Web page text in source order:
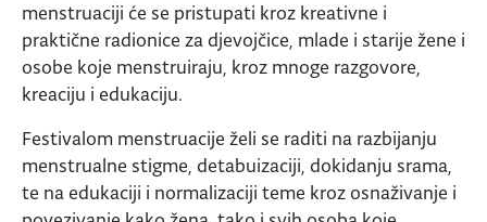
menstruaciji će se pristupati kroz kreativne i
praktične radionice za djevojčice, mlade i starije žene i
osobe koje menstruiraju, kroz mnoge razgovore,
kreaciju i edukaciju.
Festivalom menstruacije želi se raditi na razbijanju
menstrualne stigme, detabuizaciji, dokidanju srama,
te na edukaciji i normalizaciji teme kroz osnaživanje i